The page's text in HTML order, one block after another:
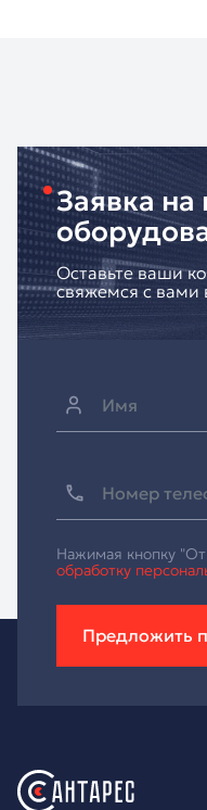
Заявка
Оставьте ваши
свяжемся с
Нажимая кнопку
обработку
Предложить